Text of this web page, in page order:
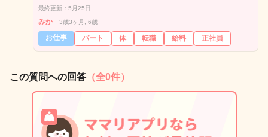
最終更新：5月25日
みか 3歳3ヶ月, 6歳
お仕事 パート 体 転職 給料 正社員
この質問への回答 （全0件）